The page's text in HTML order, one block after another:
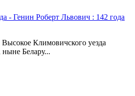
- Генин Роберт Львович : 142 года
Высокое Климовичского уезда
Белару...